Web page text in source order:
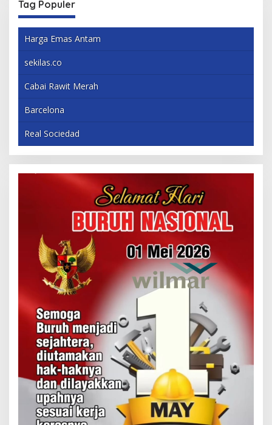
Tag Populer
Harga Emas Antam
sekilas.co
Cabai Rawit Merah
Barcelona
Real Sociedad